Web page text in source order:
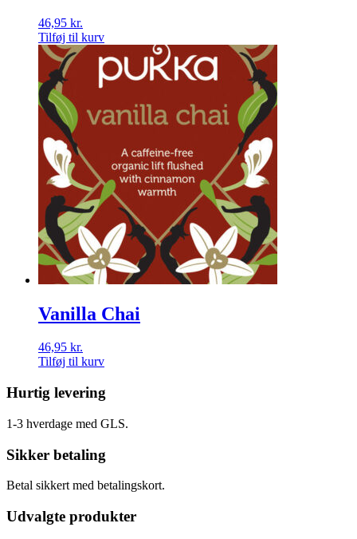
46,95 kr.
Tilføj til kurv
Vanilla Chai
46,95 kr.
Tilføj til kurv
Hurtig levering
1-3 hverdage med GLS.
Sikker betaling
Betal sikkert med betalingskort.
Udvalgte produkter